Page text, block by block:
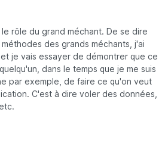
rôle du grand méchant. De se dire
des grands méchants, j'ai
et je vais essayer de démontrer que ce
dans le temps que je me suis
par exemple, de faire ce qu'on veut
C'est à dire voler des données,